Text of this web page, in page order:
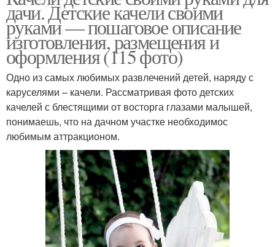
дачи. Детские качели своими
руками — пошаговое описание
изготовления, размещения и
оформления (115 фото)
Одно из самых любимых развлечений детей, наряду с
каруселями – качели. Рассматривая фото детских
качелей с блестящими от восторга глазами малышей,
понимаешь, что на дачном участке необходимос
любимым аттракционом.